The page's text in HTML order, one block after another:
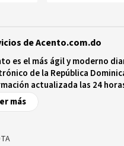
de Acento.com.do
es el más ágil y moderno
de la República
actualizada las 24
noticias y sucesos más
nacional e internacional,
más